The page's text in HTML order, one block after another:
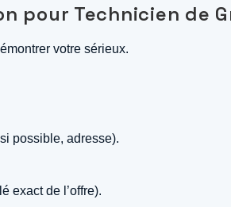
pour Technicien de
votre sérieux.
possible, adresse).
exact de l’offre).